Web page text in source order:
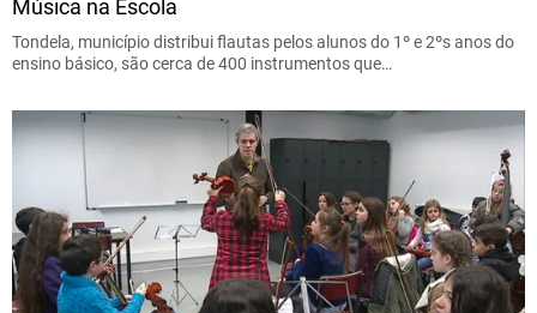
Música na Escola
Tondela, município distribui flautas pelos alunos do 1º e 2ºs anos do
ensino básico, são cerca de 400 instrumentos que…